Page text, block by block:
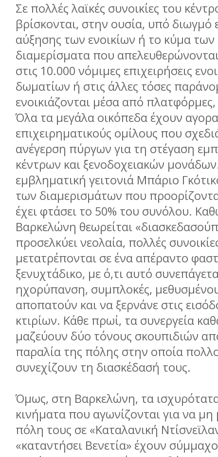
Σε πολλές λαϊκές συνοικίες του
βρίσκονται, στην ουσία, υπό διωγμό
αύξησης των ενοικίων ή το κύμα
διαμερίσματα που
στις 10.000 νόμιμες επιχειρήσεις
δωματίων ή στις άλλες τόσες
ενοικιάζονται μέσα από
Όλα τα μεγάλα οικόπεδα έχουν
επιχειρηματικούς ομίλους που
ανέγερση πύργων για τη στέγαση
κέντρων και ξενοδοχειακών
εμβληματική γειτονιά Μπάριο
των διαμερισμάτων που
έχει φτάσει το 50% του συνόλου.
Βαρκελώνη θεωρείται
προσελκύει νεολαία, πολλές
μετατρέπονται σε ένα απέραντο
ξενυχτάδικο, με ό,τι αυτό
ηχορύπανση, συμπλοκές,
αποπατούν και να ξερνάνε στις
κτιρίων. Κάθε πρωί, τα συνεργεία
μαζεύουν δύο τόνους σκουπιδιών
παραλία της πόλης στην οποία
συνεχίζουν τη διασκέδασή τους.
Όμως, στη Βαρκελώνη, τα
κινήματα που αγωνίζονται για να μη
πόλη τους σε «Καταλανική
«καταντήσει Βενετία» έχουν